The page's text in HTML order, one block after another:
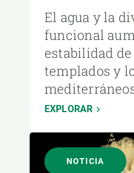
El agua y la
funcional
estabilidad de
templados y
EXPLORAR
NOTICIA